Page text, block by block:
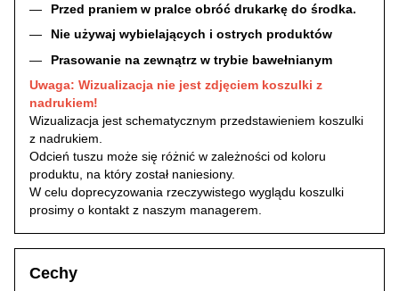
Przed praniem w pralce obróć drukarkę do środka.
Nie używaj wybielających i ostrych produktów
Prasowanie na zewnątrz w trybie bawełnianym
Uwaga: Wizualizacja nie jest zdjęciem koszulki z
nadrukiem!
Wizualizacja jest schematycznym przedstawieniem koszulki
z nadrukiem.
Odcień tuszu może się różnić w zależności od koloru
produktu, na który został naniesiony.
W celu doprecyzowania rzeczywistego wyglądu koszulki
prosimy o kontakt z naszym managerem.
Cechy